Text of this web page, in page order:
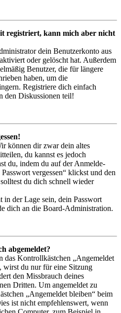
registriert, kann mich aber nicht
dein Benutzerkonto aus
oder gelöscht hat. Außerdem
Benutzer, die für längere
haben, um die
Registriere dich einfach
den Diskussionen teil!
können dir zwar dein altes
du kannst es jedoch
du, indem du auf der Anmelde-
vergessen“ klickst und den
du dich schnell wieder
in der Lage sein, dein Passwort
dich an die Board-Administration.
abgemeldet?
das Kontrollkästchen „Angemeldet
wirst du nur für eine Sitzung
den Missbrauch deines
Dritten. Um angemeldet zu
„Angemeldet bleiben“ beim
ist nicht empfehlenswert, wenn